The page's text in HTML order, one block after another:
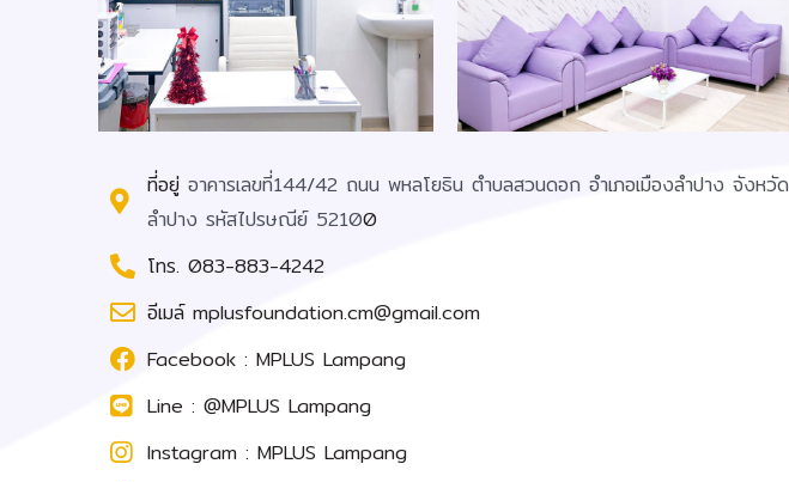
ที่อยู่อาคารเลขที่144/42 ถนน พหลโยธิน ตำบลสวนดอก อำเภอเมืองลำปาง จังหวัด
ลำปาง รหัสไปรษณีย์ 52100
โทร. 083-883-4242
อีเมล์ mplusfoundation.cm@gmail.com
Facebook : MPLUS Lampang
Line : @MPLUS Lampang
Instagram : MPLUS Lampang